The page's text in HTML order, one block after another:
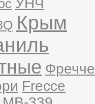
УНЧ
Крым
Фречче
Frecce